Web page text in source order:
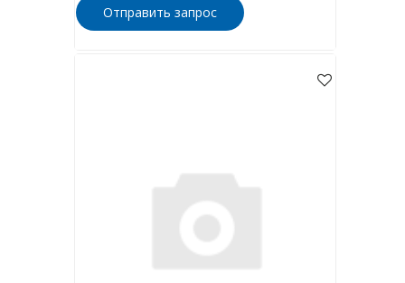
Отправить запрос